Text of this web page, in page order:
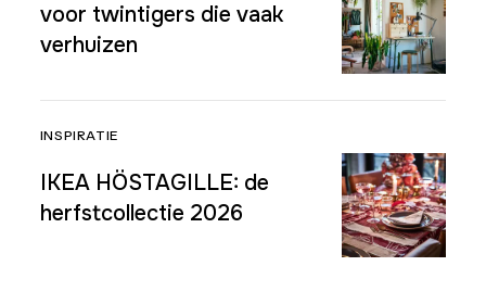
voor twintigers die vaak
verhuizen
INSPIRATIE
IKEA HÖSTAGILLE: de
herfstcollectie 2026